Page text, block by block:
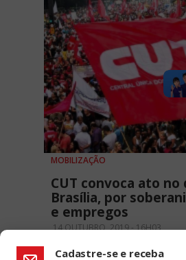
MOBILIZAÇÃO
CUT convoca ato no
Brasília, por
e empregos
14 OUTUBRO, 2019 - 16H03
Cadastre-se e receba